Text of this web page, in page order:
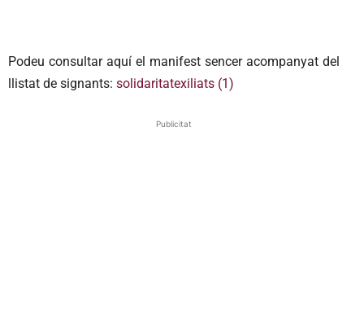
Podeu consultar aquí el manifest sencer acompanyat del
llistat de signants: solidaritatexiliats (1)
Publicitat